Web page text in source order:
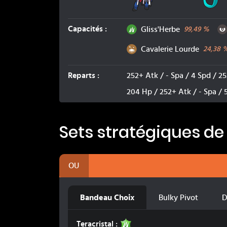
Capacités : Plante
Gliss'Herbe 99,49%
SolCavalerie Lourde 24,38
Reparts :
252+ Atk / - Spa / 4 Spd /
204 Hp / 252+ Atk / - Spa /
Sets stratégiques de
OU
Bandeau Choix Bulky Pivot
Teracristal :